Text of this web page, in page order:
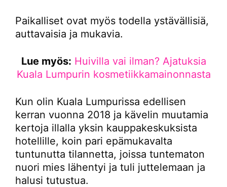
Paikalliset ovat myös todella ystävällisiä,
auttavaisia ja mukavia.
Lue myös: Huivilla vai ilman? Ajatuksia
Kuala Lumpurin kosmetiikkamainonnasta
Kun olin Kuala Lumpurissa edellisen
kerran vuonna 2018 ja kävelin muutamia
kertoja illalla yksin kauppakeskuksista
hotellille, koin pari epämukavalta
tuntunutta tilannetta, joissa tuntematon
nuori mies lähentyi ja tuli juttelemaan ja
halusi tutustua.